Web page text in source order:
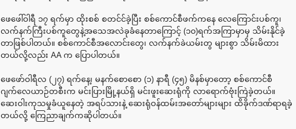
ဖေဖေါ်ဝါရီ ၁၇ ရက်မှာ ထိုးစစ် စတင်င်ခဲ့ပြီး စစ်ကောင်စီဖက်ကနေ လေကြောင်းပစ်ကူ၊
လက်နက်ကြီးပစ်ကူတွေနဲ့အသေအလဲခုခံနေတာကြောင့် (၁၀)ရက်အကြာမှာမှ သိမ်းနိုင်ခဲ့
တာဖြစ်ပါတယ်။ စစ်ကောင်စီအလောင်းတွေ၊ လက်နက်ခဲယမ်းတွ များစွာ သိမ်းမိထား
တယ်လို့လည်း AA က ပြောပါတယ်။
ဖေဖော်ဝါရီလ (၂၇) ရက်နေ့၊ မနက်စောစော (၁) နာရီ (၄၅) မိနစ်မှာတော့ စစ်ကောင်စီ
ဂျက်လေယာဉ်တစီးက မင်းပြားမြို့နယ်ရှိ မင်းဖူးဆေးရုံကို လာရောက်ဗုံးကြဲခဲ့တယ်။
ဆေးဝါးကုသမှုခံယူနေတဲ့ အရပ်သားနဲ့ ဆေးရုံဝန်ထမ်းအတော်များများ ထိခိုက်ဒဏ်ရာရခဲ့
တယ်လို့ ကြေညာချက်ကဆိုပါတယ်။